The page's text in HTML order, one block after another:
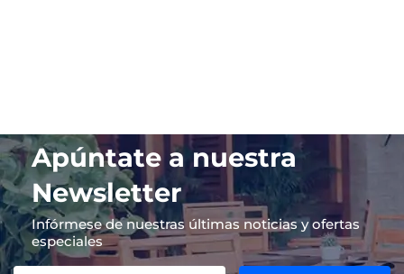
Apúntate a nuestra
Newsletter
Infórmese de nuestras últimas noticias y ofertas
especiales